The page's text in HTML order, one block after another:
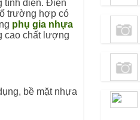
tĩnh điện. Điện
trường hợp có
phụ gia nhựa
cao chất lượng
bề mặt nhựa